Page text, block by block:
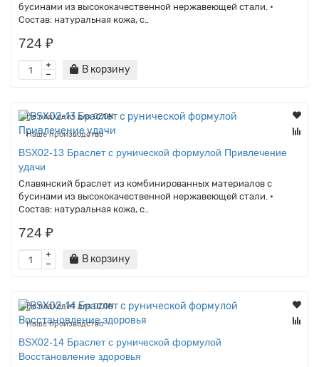
бусинами из высококачественной нержавеющей стали. •
Состав: натуральная кожа, с..
724 ₽
В корзину
Не подходит для OZON
Наше производство
BSX02-13 Браслет с рунической формулой Привлечение
удачи
Славянский браслет из комбинированных материалов с
бусинами из высококачественной нержавеющей стали. •
Состав: натуральная кожа, с..
724 ₽
В корзину
Не подходит для OZON
Наше производство
BSX02-14 Браслет с рунической формулой
Восстановление здоровья